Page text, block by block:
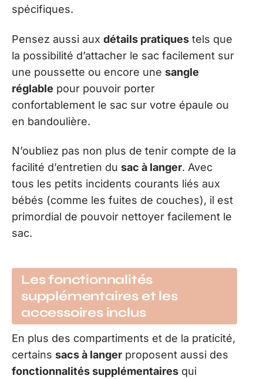
spécifiques.
Pensez aussi aux détails pratiques tels que
la possibilité d’attacher le sac facilement sur
une poussette ou encore une sangle
réglable pour pouvoir porter
confortablement le sac sur votre épaule ou
en bandoulière.
N’oubliez pas non plus de tenir compte de la
facilité d’entretien du sac à langer. Avec
tous les petits incidents courants liés aux
bébés (comme les fuites de couches), il est
primordial de pouvoir nettoyer facilement le
sac.
Les fonctionnalités
supplémentaires et les
accessoires inclus
En plus des compartiments et de la praticité,
certains sacs à langer proposent aussi des
fonctionnalités supplémentaires qui